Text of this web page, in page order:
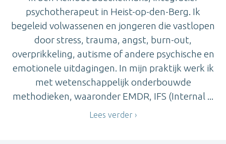
psychotherapeut in Heist-op-den-Berg. Ik
begeleid volwassenen en jongeren die vastlopen
door stress, trauma, angst, burn-out,
overprikkeling, autisme of andere psychische en
emotionele uitdagingen. In mijn praktijk werk ik
met wetenschappelijk onderbouwde
methodieken, waaronder EMDR, IFS (Internal ...
Lees verder